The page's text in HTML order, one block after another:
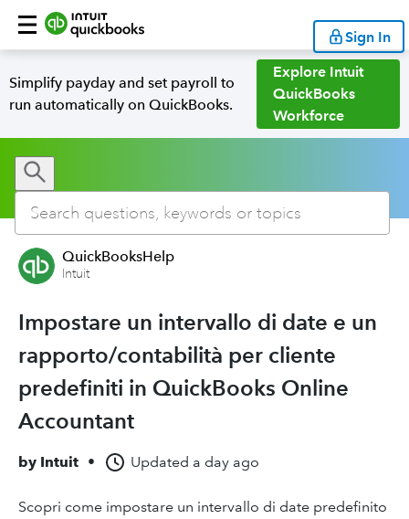
Sign In
Simplify payday and set payroll to
run automatically on QuickBooks.
Explore Intuit
QuickBooks
Workforce
QuickBooksHelp
Intuit
Impostare un intervallo di date e un
rapporto/contabilità per cliente
predefiniti in QuickBooks Online
Accountant
by Intuit • Updated a day ago
Scopri come impostare un intervallo di date predefinito